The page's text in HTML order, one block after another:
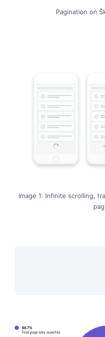
Pagination on
Image 1: Infinite scrolling,